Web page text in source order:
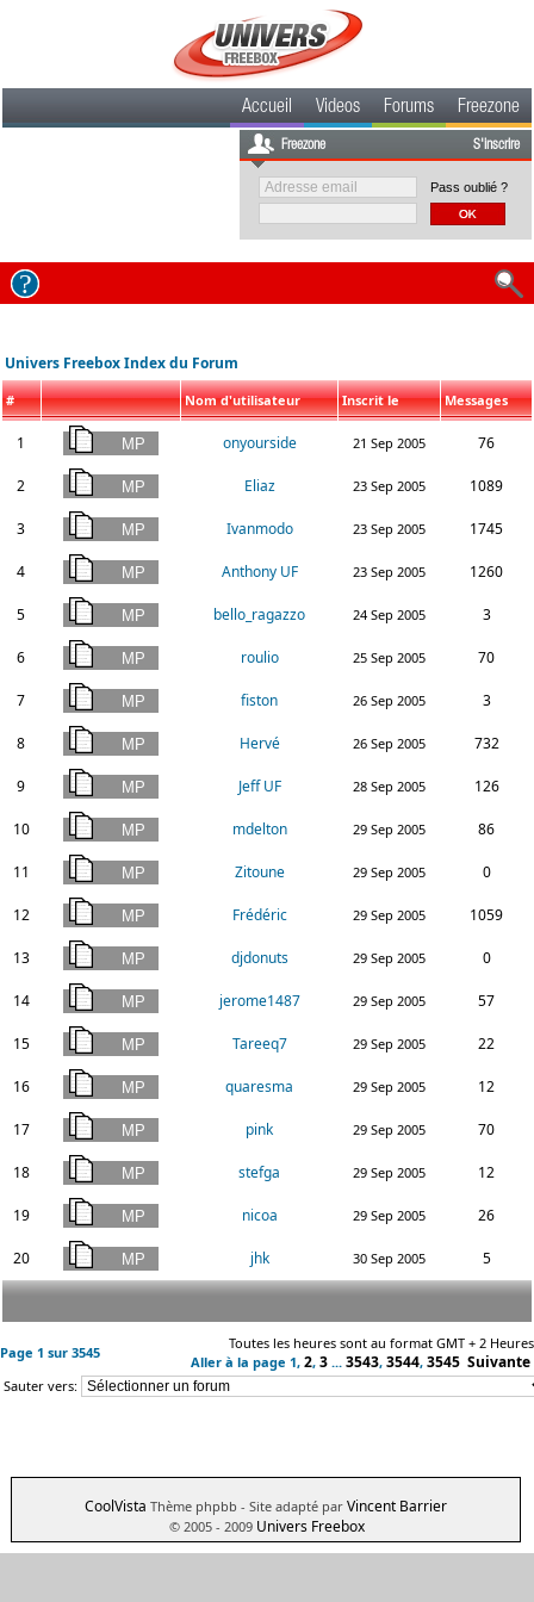
Accueil Videos Forums Freezone
Freezone S'inscrire
Pass oublié ?
Univers Freebox Index du Forum
# Nom d'utilisateur Inscrit le Messages
1 onyourside 21 Sep 2005 76
2 Eliaz 23 Sep 2005 1089
3 Ivanmodo 23 Sep 2005 1745
4 Anthony UF 23 Sep 2005 1260
5 bello_ragazzo 24 Sep 2005 3
6 roulio 25 Sep 2005 70
7 fiston 26 Sep 2005 3
8 Hervé 26 Sep 2005 732
9 Jeff UF 28 Sep 2005 126
10 mdelton 29 Sep 2005 86
11 Zitoune 29 Sep 2005 0
12 Frédéric 29 Sep 2005 1059
13 djdonuts 29 Sep 2005 0
14 jerome1487 29 Sep 2005 57
15 Tareeq7 29 Sep 2005 22
16 quaresma 29 Sep 2005 12
17 pink 29 Sep 2005 70
18 stefga 29 Sep 2005 12
19 nicoa 29 Sep 2005 26
20 jhk 30 Sep 2005 5
Page 1 sur 3545
Toutes les heures sont au format GMT + 2 Heures
Aller à la page 1, 2, 3 ... 3543, 3544, 3545 Suivante
Sauter vers:
CoolVista Thème phpbb - Site adapté par Vincent Barrier
© 2005 - 2009 Univers Freebox